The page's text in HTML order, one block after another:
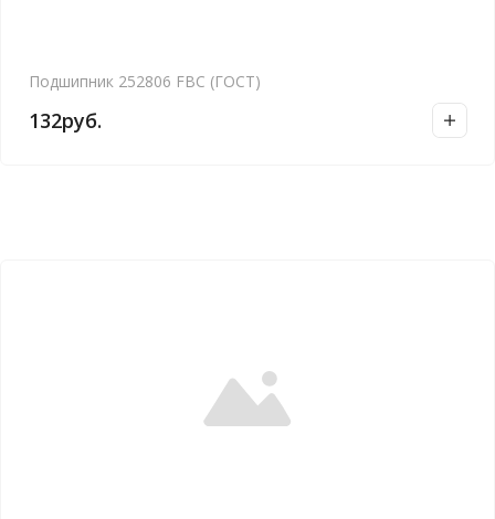
Подшипник 252806 FBC (ГОСТ)
132руб.